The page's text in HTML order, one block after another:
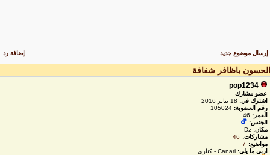
إرسال موضوع جديد إضافة رد
باظافر شفافة
pop1234
عضو مشارك
اشترك في:18 يناير 2016
رقم العضوية:105024
العمر: 46
الجنس:
مكان:Dz
مشاركات:
46
مواضيع:
7
اربي ما يلي:Canari - كناري